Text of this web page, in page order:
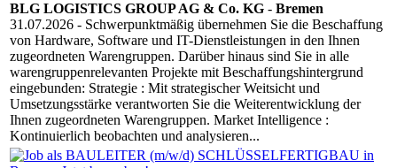
BLG LOGISTICS GROUP AG & Co. KG - Bremen
31.07.2026 - Schwerpunktmäßig übernehmen Sie die Beschaffung
von Hardware, Software und IT-Dienstleistungen in den Ihnen
zugeordneten Warengruppen. Darüber hinaus sind Sie in alle
warengruppenrelevanten Projekte mit Beschaffungshintergrund
eingebunden: Strategie : Mit strategischer Weitsicht und
Umsetzungsstärke verantworten Sie die Weiterentwicklung der
Ihnen zugeordneten Warengruppen. Market Intelligence :
Kontinuierlich beobachten und analysieren...